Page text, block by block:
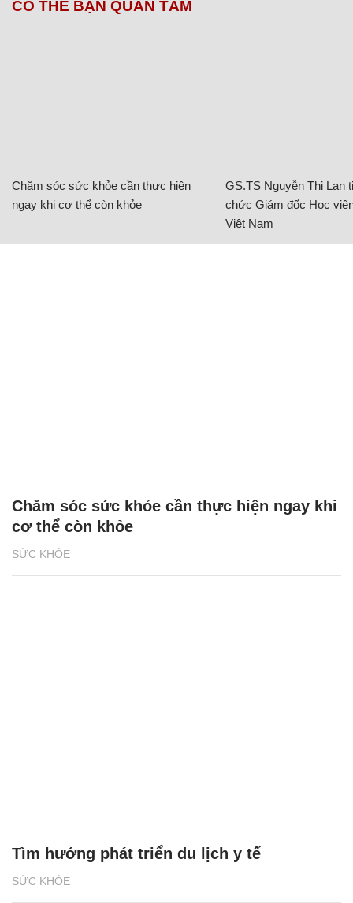
CÓ THỂ BẠN QUAN TÂM
Chăm sóc sức khỏe cần thực hiện
ngay khi cơ thể còn khỏe
GS.TS Nguyễn Thị Lan
chức Giám đốc Học
Việt Nam
SỨC KHỎE
Chăm sóc sức khỏe cần thực hiện ngay khi
cơ thể còn khỏe
SỨC KHỎE
Tìm hướng phát triển du lịch y tế